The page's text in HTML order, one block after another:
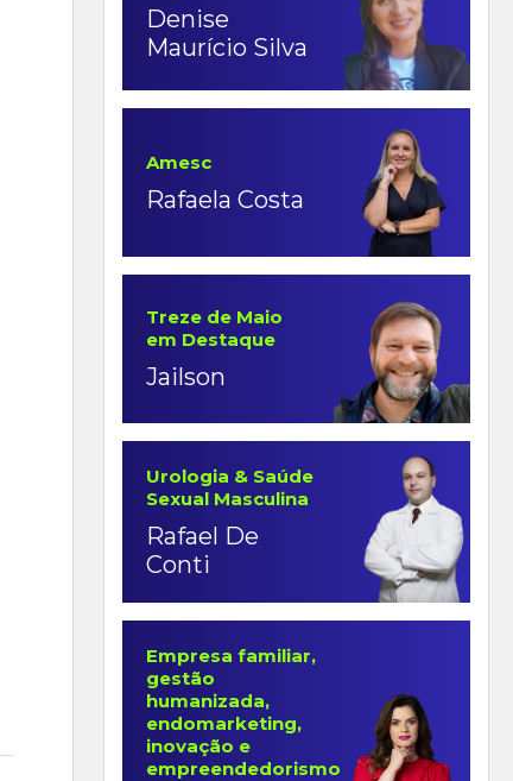
Denise
Maurício Silva
Amesc
Rafaela Costa
Treze de Maio
em Destaque
Jailson
Urologia & Saúde
Sexual Masculina
Rafael De
Conti
Empresa familiar,
gestão
humanizada,
endomarketing,
inovação e
empreendedorismo